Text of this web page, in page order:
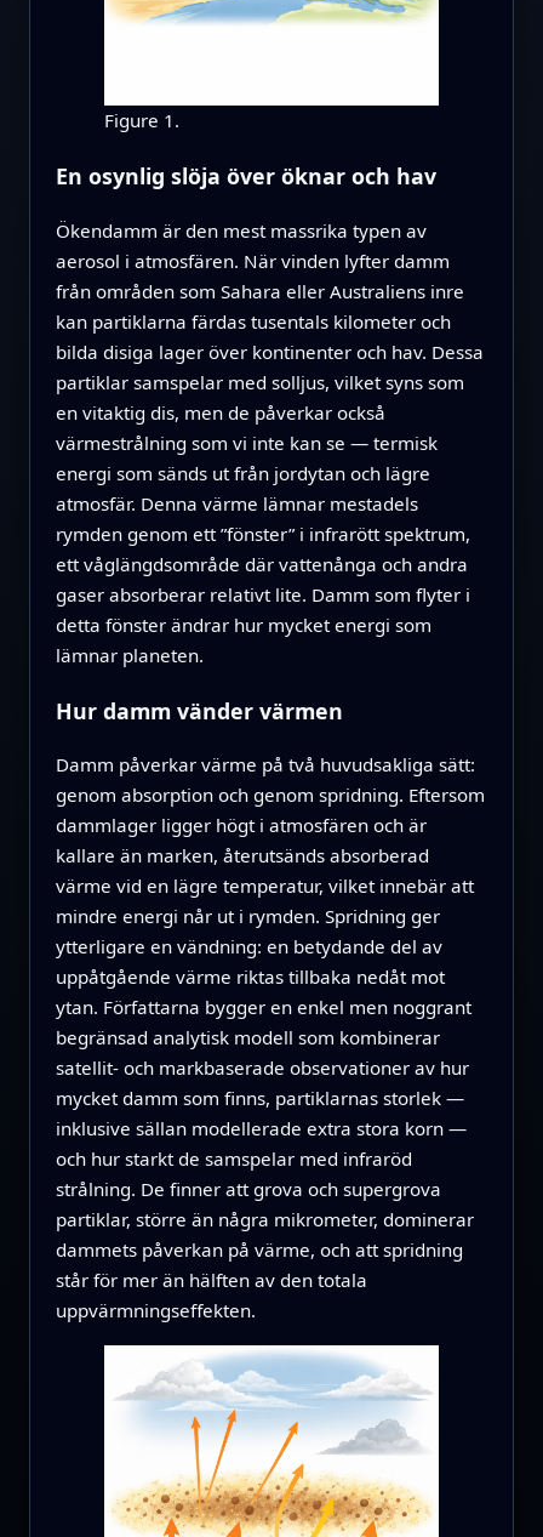
Figure 1.
En osynlig slöja över öknar och hav
Ökendamm är den mest massrika typen av
aerosol i atmosfären. När vinden lyfter damm
från områden som Sahara eller Australiens inre
kan partiklarna färdas tusentals kilometer och
bilda disiga lager över kontinenter och hav. Dessa
partiklar samspelar med solljus, vilket syns som
en vitaktig dis, men de påverkar också
värmestrålning som vi inte kan se — termisk
energi som sänds ut från jordytan och lägre
atmosfär. Denna värme lämnar mestadels
rymden genom ett ”fönster” i infrarött spektrum,
ett våglängdsområde där vattenånga och andra
gaser absorberar relativt lite. Damm som flyter i
detta fönster ändrar hur mycket energi som
lämnar planeten.
Hur damm vänder värmen
Damm påverkar värme på två huvudsakliga sätt:
genom absorption och genom spridning. Eftersom
dammlager ligger högt i atmosfären och är
kallare än marken, återutsänds absorberad
värme vid en lägre temperatur, vilket innebär att
mindre energi når ut i rymden. Spridning ger
ytterligare en vändning: en betydande del av
uppåtgående värme riktas tillbaka nedåt mot
ytan. Författarna bygger en enkel men noggrant
begränsad analytisk modell som kombinerar
satellit- och markbaserade observationer av hur
mycket damm som finns, partiklarnas storlek —
inklusive sällan modellerade extra stora korn —
och hur starkt de samspelar med infraröd
strålning. De finner att grova och supergrova
partiklar, större än några mikrometer, dominerar
dammets påverkan på värme, och att spridning
står för mer än hälften av den totala
uppvärmningseffekten.